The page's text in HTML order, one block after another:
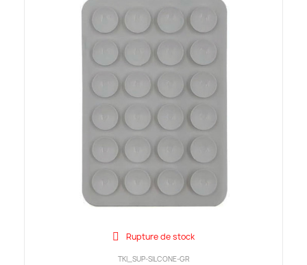
Rupture de stock
TKI_SUP-SILCONE-GR